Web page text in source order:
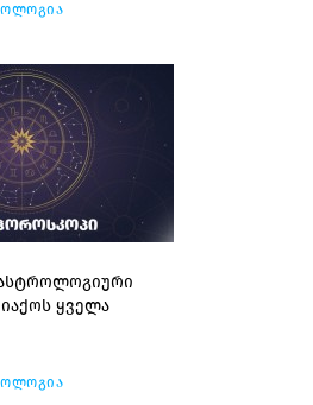
ასტროლოგიური
ყველა